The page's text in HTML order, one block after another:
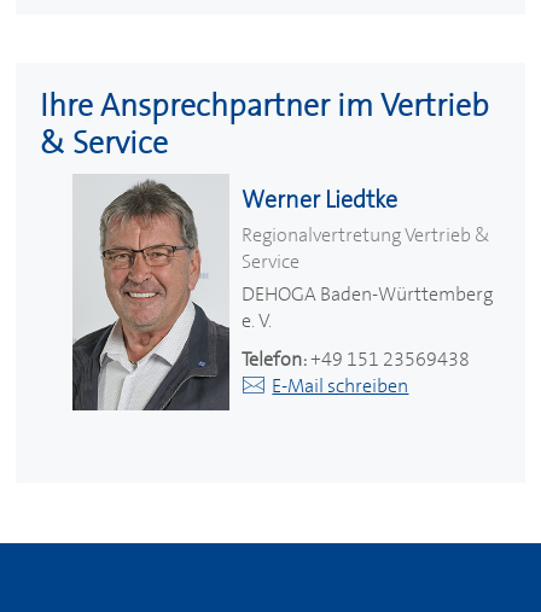
Ihre Ansprechpartner im Vertrieb
& Service
Werner Liedtke
Regionalvertretung Vertrieb &
Service
DEHOGABaden-Württemberg
e. V.
Telefon:+49 151 23569438
E-Mail schreiben